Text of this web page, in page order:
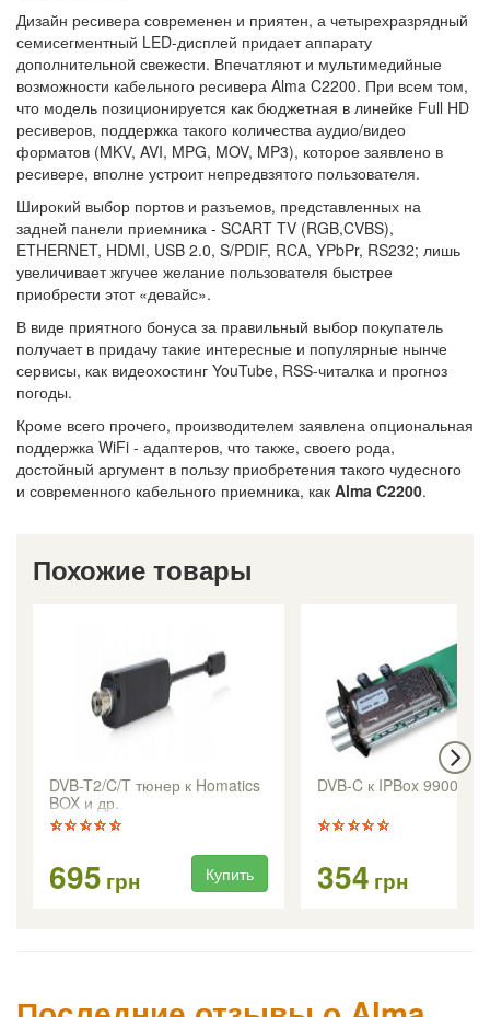
Дизайн ресивера современен и приятен, а четырехразрядный
семисегментный LED-дисплей придает аппарату
дополнительной свежести. Впечатляют и мультимедийные
возможности кабельного ресивера Alma C2200. При всем том,
что модель позиционируется как бюджетная в линейке Full HD
ресиверов, поддержка такого количества аудио/видео
форматов (MKV, AVI, MPG, MOV, MP3), которое заявлено в
ресивере, вполне устроит непредвзятого пользователя.
Широкий выбор портов и разъемов, представленных на
задней панели приемника - SCART TV (RGB,CVBS),
ETHERNET, HDMI, USB 2.0, S/PDIF, RCA, YPbPr, RS232; лишь
увеличивает жгучее желание пользователя быстрее
приобрести этот «девайс».
В виде приятного бонуса за правильный выбор покупатель
получает в придачу такие интересные и популярные нынче
сервисы, как видеохостинг YouTube, RSS-читалка и прогноз
погоды.
Кроме всего прочего, производителем заявлена опциональная
поддержка WiFi - адаптеров, что также, своего рода,
достойный аргумент в пользу приобретения такого чудесного
и современного кабельного приемника, как Alma C2200.
Похожие товары
DVB-T2/C/T тюнер к Homatics
BOX и др.
695 грн Купить
DVB-C к IPBox 9900HD
354 грн